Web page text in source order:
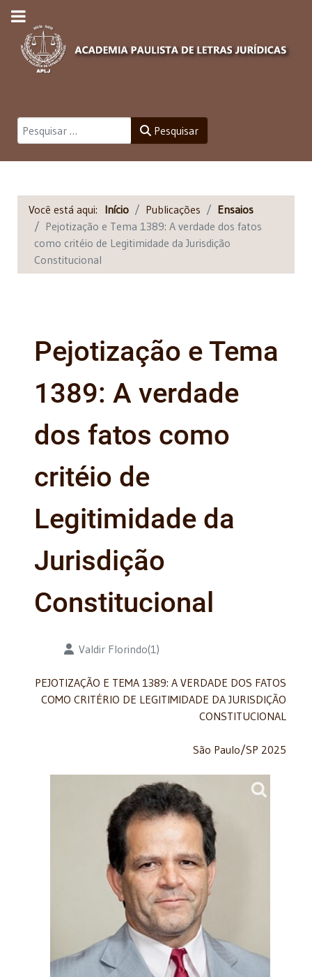
Pesquisar Pesquisar
Você está aqui: Início Publicações
Ensaios
Pejotização e Tema 1389: A verdade dos fatos
como critéio de Legitimidade da Jurisdição
Constitucional
Pejotização e Tema
1389: A verdade
dos fatos como
critéio de
Legitimidade da
Jurisdição
Constitucional
Detalhes Valdir Florindo(1)
PEJOTIZAÇÃO E TEMA 1389: A VERDADE DOS FATOS
COMO CRITÉRIO DE LEGITIMIDADE DA JURISDIÇÃO
CONSTITUCIONAL
São Paulo/SP 2025